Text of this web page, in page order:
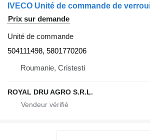
Prix sur demande
Unité de commande
504111498, 5801770206
Roumanie, Cristesti
ROYAL DRU AGRO S.R.L.